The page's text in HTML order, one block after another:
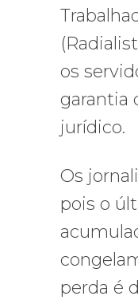
os
garantia
jurídico.
Os
pois o
perda é